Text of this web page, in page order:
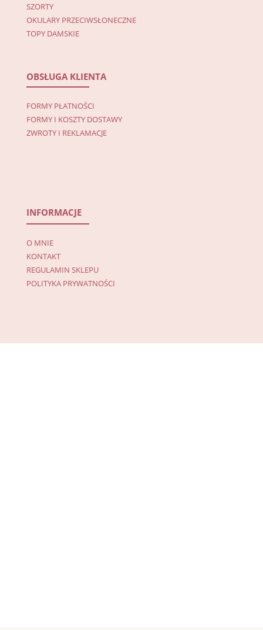
SZORTY
OKULARY PRZECIWSŁONECZNE
TOPY DAMSKIE
OBSŁUGA KLIENTA
FORMY PŁATNOŚCI
FORMY I KOSZTY DOSTAWY
ZWROTY I REKLAMACJE
INFORMACJE
O MNIE
KONTAKT
REGULAMIN SKLEPU
POLITYKA PRYWATNOŚCI